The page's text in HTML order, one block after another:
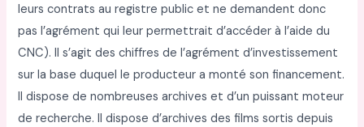
leurs contrats au registre public et ne demandent donc
pas l’agrément qui leur permettrait d’accéder à l’aide du
CNC). Il s’agit des chiffres de l’agrément d’investissement
sur la base duquel le producteur a monté son financement.
Il dispose de nombreuses archives et d’un puissant moteur
de recherche. Il dispose d’archives des films sortis depuis